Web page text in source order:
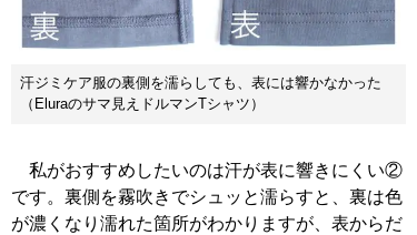
汗ジミケア服の裏側を濡らしても、表には響かなかった
（Eluraのサマ見えドルマンTシャツ）
私がおすすめしたいのは汗が表に響きにくい②
です。裏側を霧吹きでシュッと濡らすと、裏は色
が濃くなり濡れた箇所がわかりますが、表からだ